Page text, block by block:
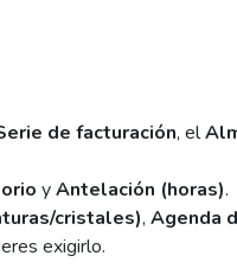
de facturación, el
yAntelación (horas).
cristales), Agenda
exigirlo.